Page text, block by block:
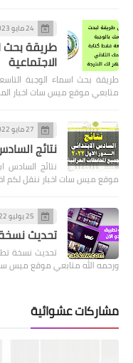
24 مايو 2023
طريقة بحث
الاجتماعية
طريقة بحث اسماء الوجبة
متابعي موقع ميس سات اخبار
27 مايو 2022
نتائج السادس
موقع ميس سات اخبار ننقل لكم
25 يوليو 2022
تحديث نسخة
ورحمه الله متابعي موقع ميس
مشاركات عشوائية